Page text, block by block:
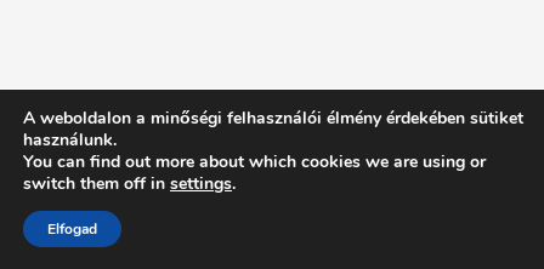
Intentionally Blank - Proudly powered by WordPress
A weboldalon a minőségi felhasználói élmény érdekében sütiket
használunk.
You can find out more about which cookies we are using or
switch them off in settings.
Elfogad